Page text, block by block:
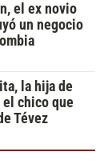
el ex novio
un negocio
la hija de
chico que
Tévez